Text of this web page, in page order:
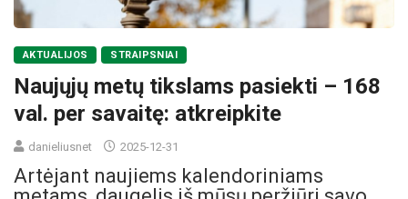
AKTUALIJOS STRAIPSNIAI
Naujųjų metų tikslams pasiekti – 168
val. per savaitę: atkreipkite
danieliusnet 2025-12-31
Artėjant naujiems kalendoriniams